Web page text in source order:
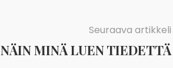
Seuraava artikkeli
NÄIN MINÄ LUEN TIEDETTÄ